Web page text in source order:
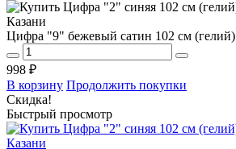
Цифра "9" бежевый сатин 102 см (гелий)
998 ₽
В корзину Продолжить покупки
Скидка!
Быстрый просмотр